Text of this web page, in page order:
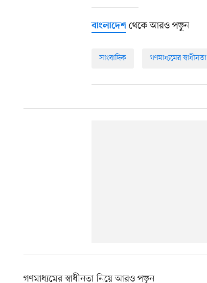
বাংলাদেশ থেকে আরও পড়ুন
সাংবাদিক গণমাধ্যমের স্বাধীনতা
গণমাধ্যমের স্বাধীনতা নিয়ে আরও পড়ুন